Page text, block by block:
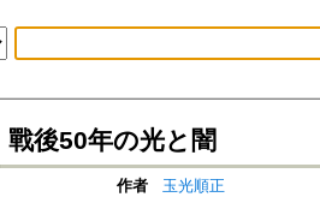
戰後50年の光と闇
作者
玉光順正